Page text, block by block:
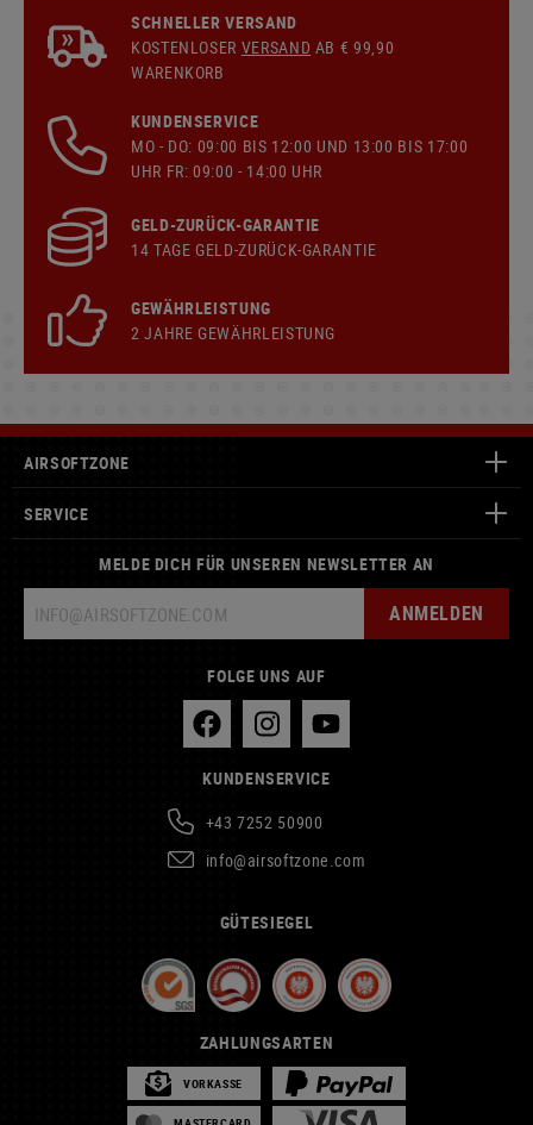
SCHNELLER VERSAND
KOSTENLOSER VERSAND AB € 99,90
WARENKORB
KUNDENSERVICE
MO - DO: 09:00 BIS 12:00 UND 13:00 BIS 17:00
UHR FR: 09:00 - 14:00 UHR
GELD-ZURÜCK-GARANTIE
14 TAGE GELD-ZURÜCK-GARANTIE
GEWÄHRLEISTUNG
2 JAHRE GEWÄHRLEISTUNG
AIRSOFTZONE
SERVICE
MELDE DICH FÜR UNSEREN NEWSLETTER AN
ANMELDEN
FOLGE UNS AUF
KUNDENSERVICE
+43 7252 50900
info@airsoftzone.com
GÜTESIEGEL
ZAHLUNGSARTEN
VORKASSE